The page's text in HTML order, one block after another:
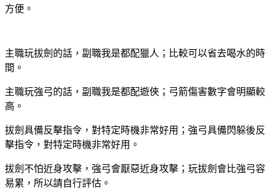
方便。
主職玩拔劍的話，副職我是都配獵人；比較可以省去喝水的時
間。
主職玩強弓的話，副職我是都配遊俠；弓箭傷害數字會明顯較
高。
拔劍具備反擊指令，對特定時機非常好用；強弓具備閃躲後反
擊指令，對特定時機非常好用。
拔劍不怕近身攻擊，強弓會厭惡近身攻擊；玩拔劍會比強弓容
易累，所以請自行評估。